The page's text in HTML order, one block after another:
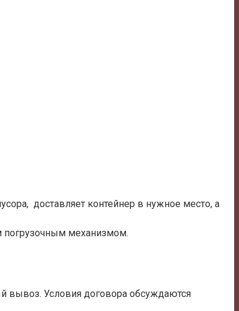
доставляет контейнер в нужное место, а
погрузочным механизмом.
вывоз. Условия договора обсуждаются